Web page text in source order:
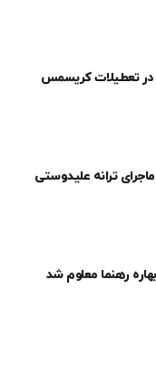
در تعطیلات کریسمس
ترانه علیدوستی
رهنما معلوم شد